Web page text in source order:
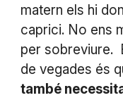
matern els hi
caprici. No ens
per sobreviure.
de vegades és
també